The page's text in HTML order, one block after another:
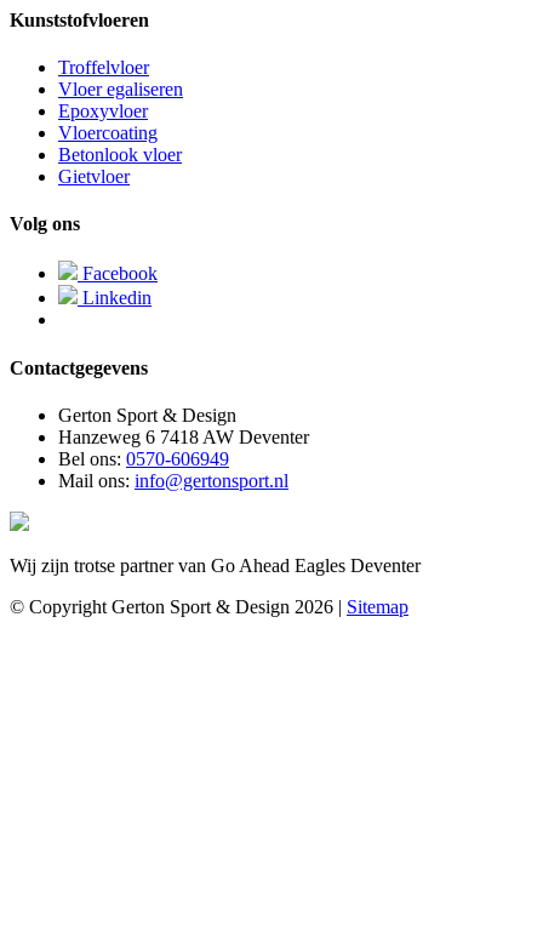
Kunststofvloeren
Troffelvloer
Vloer egaliseren
Epoxyvloer
Vloercoating
Betonlook vloer
Gietvloer
Volg ons
Facebook
Linkedin
Contactgegevens
Gerton Sport & Design
Hanzeweg 6 7418 AW Deventer
Bel ons: 0570-606949
Mail ons: info@gertonsport.nl
Wij zijn trotse partner van Go Ahead Eagles Deventer
© Copyright Gerton Sport & Design 2026 | Sitemap